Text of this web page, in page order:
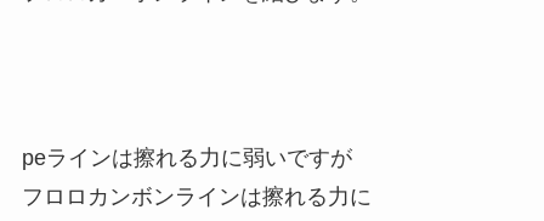
peラインは擦れる力に弱いですが
フロロカンボンラインは擦れる力に